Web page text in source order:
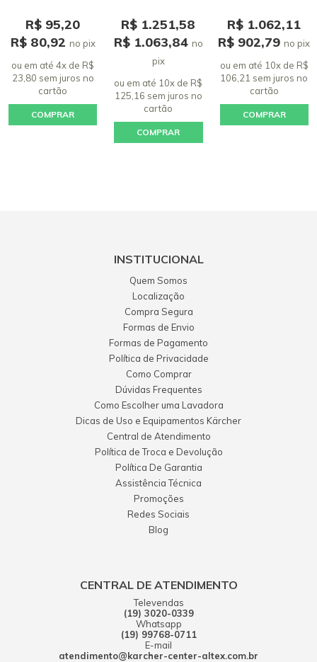
R$ 95,20
R$ 80,92 no pix
ou em até 4x de R$
23,80 sem juros no
cartão
COMPRAR
R$ 1.251,58
R$ 1.063,84 no
pix
ou em até 10x de R$
125,16 sem juros no
cartão
COMPRAR
R$ 1.062,11
R$ 902,79no pix
ou em até 10x de R$
106,21 sem jurosno
cartão
COMPRAR
INSTITUCIONAL
Quem Somos
Localização
Compra Segura
Formas de Envio
Formas de Pagamento
Política de Privacidade
Como Comprar
Dúvidas Frequentes
Como Escolher uma Lavadora
Dicas de Uso e Equipamentos Kärcher
Central de Atendimento
Política de Troca e Devolução
Política De Garantia
Assistência Técnica
Promoções
Redes Sociais
Blog
CENTRAL DE ATENDIMENTO
Televendas
(19) 3020-0339
Whatsapp
(19) 99768-0711
E-mail
atendimento@karcher-center-altex.com.br